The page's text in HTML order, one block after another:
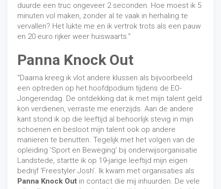
duurde een truc ongeveer 2 seconden. Hoe moest ik 5
minuten vol maken, zonder al te vaak in herhaling te
vervallen? Het lukte me en ik vertrok trots als een pauw
en 20 euro rijker weer huiswaarts.”
Panna Knock Out
“Daarna kreeg ik vlot andere klussen als bijvoorbeeld
een optreden op het hoofdpodium tijdens de EO-
Jongerendag. De ontdekking dat ik met mijn talent geld
kon verdienen, verraste me enerzijds. Aan de andere
kant stond ik op die leeftijd al behoorlijk stevig in mijn
schoenen en besloot mijn talent ook op andere
manieren te benutten. Tegelijk met het volgen van de
opleiding ‘Sport en Beweging’ bij onderwijsorganisatie
Landstede, startte ik op 19-jarige leeftijd mijn eigen
bedrijf ‘Freestyler Josh’. Ik kwam met organisaties als
Panna Knock Out in contact die mij inhuurden. De vele